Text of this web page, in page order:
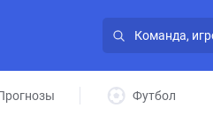
Футбол